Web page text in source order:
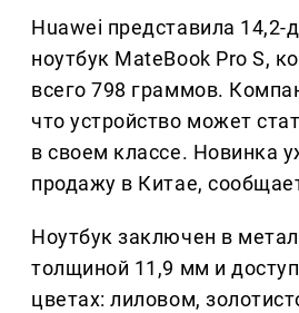
Huawei представила
ноутбук MateBook Pro S,
всего 798 граммов.
что устройство может
в своем классе. Новинка
продажу в Китае,
Ноутбук заключен в
толщиной 11,9 мм и
цветах: лиловом,